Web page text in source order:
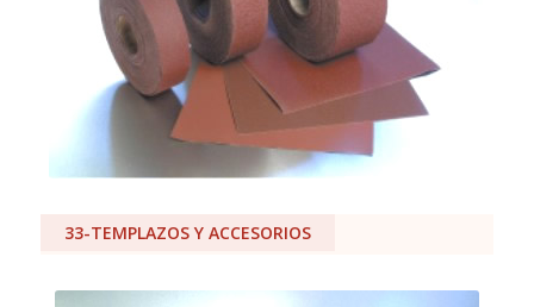
33-TEMPLAZOS Y ACCESORIOS